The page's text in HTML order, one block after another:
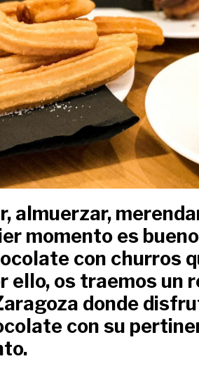
almuerzar,
momento es
con churros
ello, os traemos un
donde
con su